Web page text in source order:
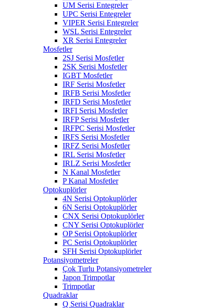
UM Serisi Entegreler
UPC Serisi Entegreler
VIPER Serisi Entegreler
WSL Serisi Entegreler
XR Serisi Entegreler
Mosfetler
2SJ Serisi Mosfetler
2SK Serisi Mosfetler
IGBT Mosfetler
IRF Serisi Mosfetler
IRFB Serisi Mosfetler
IRFD Serisi Mosfetler
IRFI Serisi Mosfetler
IRFP Serisi Mosfetler
IRFPC Serisi Mosfetler
IRFS Serisi Mosfetler
IRFZ Serisi Mosfetler
IRL Serisi Mosfetler
IRLZ Serisi Mosfetler
N Kanal Mosfetler
P Kanal Mosfetler
Optokuplörler
4N Serisi Optokuplörler
6N Serisi Optokuplörler
CNX Serisi Optokuplörler
CNY Serisi Optokuplörler
OP Serisi Optokuplörler
PC Serisi Optokuplörler
SFH Serisi Optokuplörler
Potansiyometreler
Çok Turlu Potansiyometreler
Japon Trimpotlar
Trimpotlar
Quadraklar
Q Serisi Quadraklar